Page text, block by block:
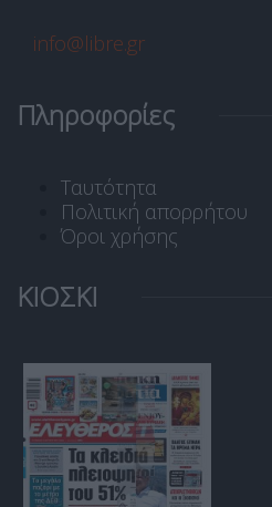
info@libre.gr
Πληροφορίες
Ταυτότητα
Πολιτική απορρήτου
Όροι χρήσης
ΚΙΟΣΚΙ